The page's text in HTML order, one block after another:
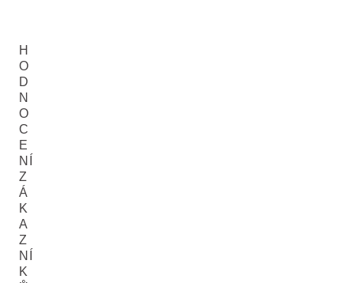
H
O
D
N
O
C
E
NÍ
Z
Á
K
A
Z
NÍ
K